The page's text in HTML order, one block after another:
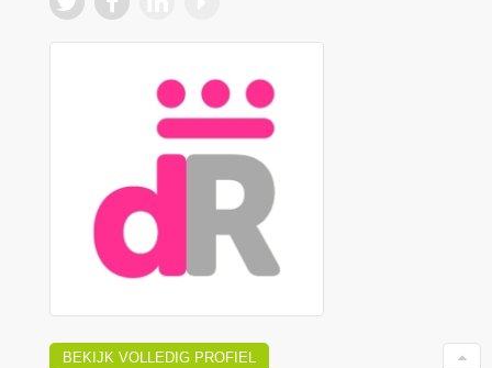
BEKIJK VOLLEDIG PROFIEL